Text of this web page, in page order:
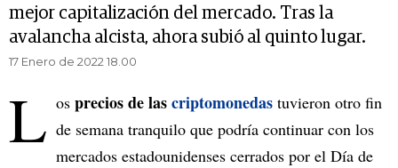
mejor capitalización del mercado. Tras la
avalancha alcista, ahora subió al quinto lugar.
17 Enero de 2022 18.00
L os precios de lascriptomonedas tuvieron otro fin
de semana tranquilo que podría continuar con los
mercados estadounidenses cerrados por el Día de